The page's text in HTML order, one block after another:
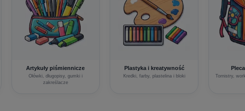
Artykuły piśmiennicze
Ołówki, długopisy, gumki i
zakreślacze
Plastyka i kreatywność
Kredki, farby, plastelina i bloki Tornistry,